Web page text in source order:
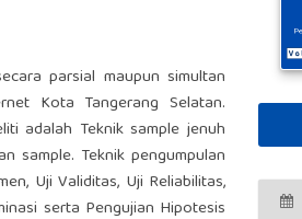
parsial maupun simultan
Kota Tangerang Selatan.
adalah Teknik sample jenuh
sample. Teknik pengumpulan
Uji Validitas, Uji Reliabilitas,
serta Pengujian Hipotesis